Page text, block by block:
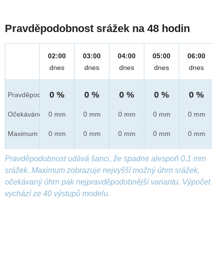
Pravděpodobnost srážek na 48 hodin
Pravděpod.
Očekáváno
Maximum
02:00
dnes
0 %
0 mm
0 mm
03:00
dnes
0 %
0 mm
0 mm
04:00
dnes
0 %
0 mm
0 mm
05:00
dnes
0 %
0 mm
0 mm
06:00
dnes
0 %
0 mm
0 mm
Pravděpodobnost udává šanci, že spadne alespoň 0,1 mm
srážek. Maximum zobrazuje nejvyšší možný úhrn srážek,
očekávaný úhrn pak nejpravděpodobnější variantu. Výpočet
vychází ze 40 výstupů modelu.